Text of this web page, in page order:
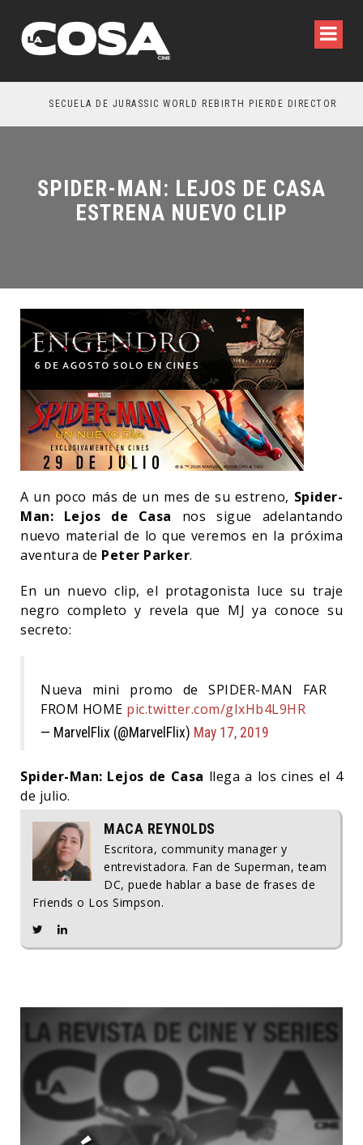
SECUELA DE JURASSIC WORLD REBIRTH PIERDE DIRECTOR
SPIDER-MAN: LEJOS DE CASA
ESTRENA NUEVO CLIP
A un poco más de un mes de su estreno, Spider-
Man: Lejos de Casa nos sigue adelantando
nuevo material de lo que veremos en la próxima
aventura de Peter Parker.
En un nuevo clip, el protagonista luce su traje
negro completo y revela que MJ ya conoce su
secreto:
Nueva mini promo de SPIDER-MAN FAR
FROM HOME pic.twitter.com/gIxHb4L9HR
— MarvelFlix (@MarvelFlix) May 17, 2019
Spider-Man: Lejos de Casa llega a los cines el 4
de julio.
MACA REYNOLDS
Escritora, community manager y
entrevistadora. Fan de Superman, team
DC, puede hablar a base de frases de
Friends o Los Simpson.